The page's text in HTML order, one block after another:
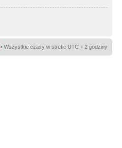
• Wszystkie czasy w strefie UTC + 2 godziny